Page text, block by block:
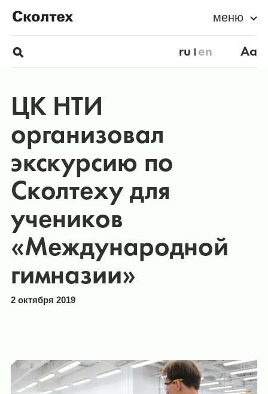
меню
ru en Aa
ЦК НТИ
организовал
экскурсию по
Сколтеху для
учеников
«Международной
гимназии»
2 октября 2019